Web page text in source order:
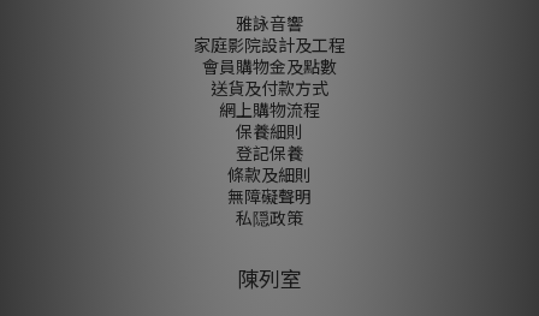
雅詠音響
家庭影院設計及工程
會員購物金及點數
送貨及付款方式
網上購物流程
保養細則
登記保養
條款及細則
無障礙聲明
私隠政策
陳列室